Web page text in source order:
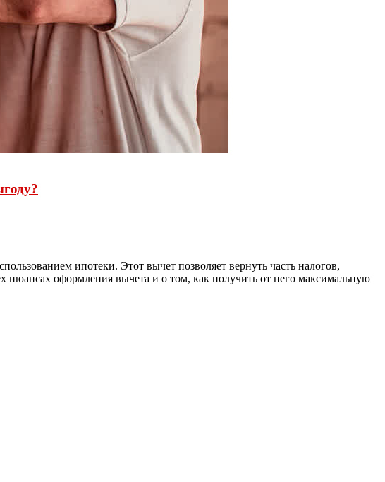
ипотеки. Этот вычет позволяет вернуть часть налогов,
нюансах оформления вычета и о том, как получить от него максимальную